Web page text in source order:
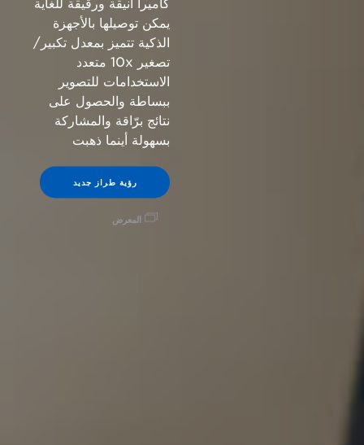
يمكن توصيلها بالأجهزة
الذكية تتميز بمعدل تكبير/
تصغير 10x متعدد
الاستخدامات للتصوير
ببساطة والحصول على
نتائج برّاقة والمشاركة
بسهولة أينما ذهبت
رؤية طراز جديد
المعرض